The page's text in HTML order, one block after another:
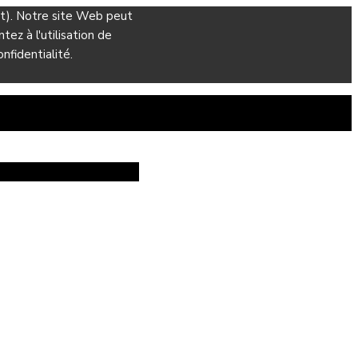
Notre site Web peut
à l'utilisation de